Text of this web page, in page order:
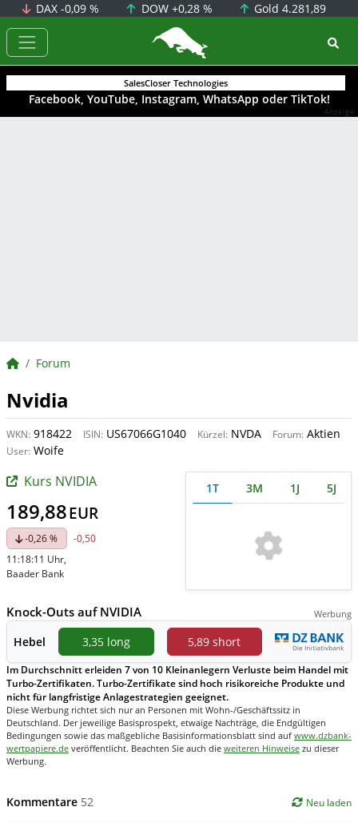
DAX-0,09 % DOW +0,28 % Gold4.281,89
BörsenNEWS.de
SalesCloser Technologies
Facebook, YouTube, Instagram, WhatsApp oder TikTok!
Anzeige
BörsenNEWS.de
Forum
Nvidia
WKN: 918422 ISIN: US67066G1040 Kürzel: NVDA Forum: Aktien
User: Woife
Kurs NVIDIA
189,88EUR
-0,26 %
-0,50
11:18:11 Uhr,
Baader Bank
1T 3M 1J 5J
Knock-Outs auf NVIDIA Werbung
Hebel 3,35 long 5,89 short
Im Durchschnitt erleiden 7 von 10 Kleinanlegern Verluste beim Handel mit
Turbo-Zertifikaten. Turbo-Zertifikate sind hoch risikoreiche Produkte und
nicht für langfristige Anlagestrategien geeignet.
Diese Werbung richtet sich nur an Personen mit Wohn-/Geschäftssitz in
Deutschland. Der jeweilige Basisprospekt, etwaige Nachträge, die Endgültigen
Bedingungen sowie das maßgebliche Basisinformationsblatt sind auf www.dzbank-
wertpapiere.de veröffentlicht. Beachten Sie auch die weiteren Hinweise zu dieser
Werbung.
Kommentare 52 Neu laden